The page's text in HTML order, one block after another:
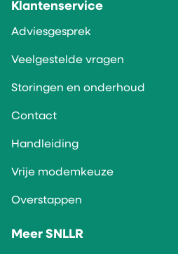
Klantenservice
Adviesgesprek
Veelgestelde vragen
Storingen en onderhoud
Contact
Handleiding
Vrije modemkeuze
Overstappen
Meer SNLLR